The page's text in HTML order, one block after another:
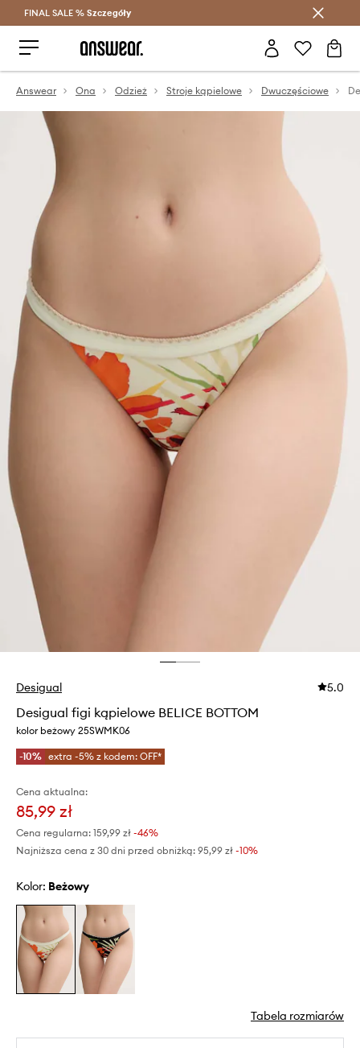
Oszczędzaj z Answear Club >
FINAL SALE % Szczegóły
Answear Ona Odzież Stroje kąpielowe Dwuczęściowe
Desigual 5.0
Desigual figi kąpielowe BELICE BOTTOM
kolor beżowy 25SWMK06
-10% extra -5% z kodem: OFF*
Cena aktualna:
85,99 zł
Cena regularna: 159,99 zł -46%
Najniższa cena z 30 dni przed obniżką: 95,99 zł -10%
Kolor: beżowy
Tabela rozmiarów